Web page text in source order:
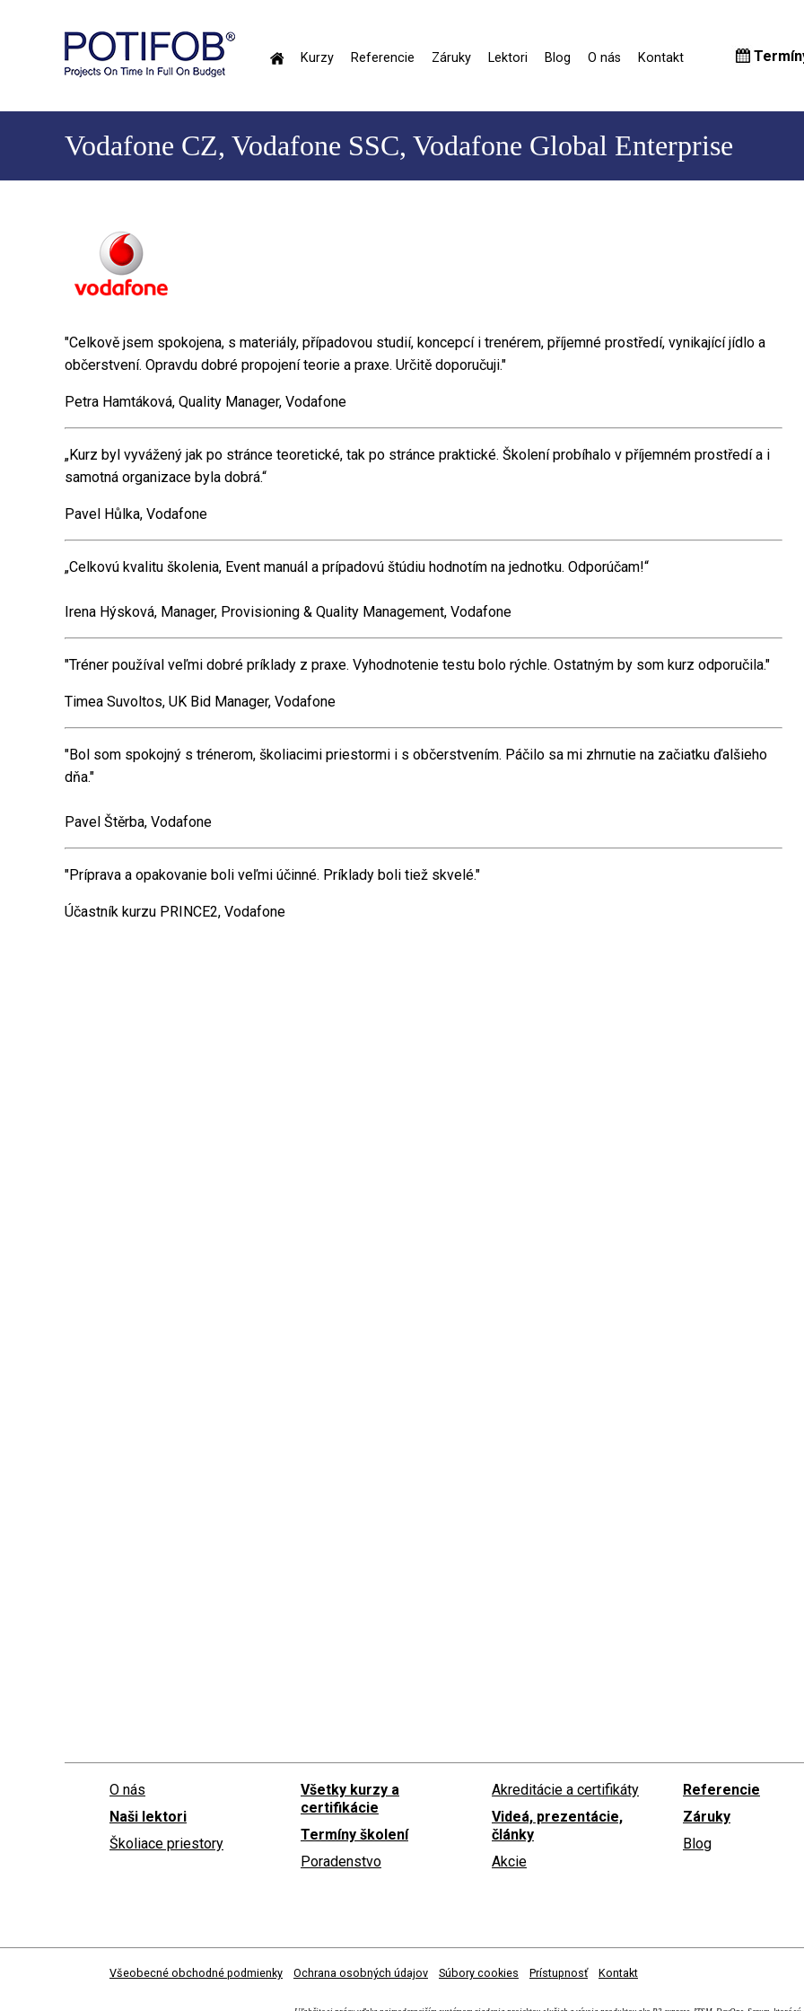
Hlavné
menu
Kurzy Referencie Záruky Lektori Blog O nás Kontakt
Vodafone CZ, Vodafone SSC, Vodafone Global Enterprise
"Celkově jsem spokojena, s materiály, případovou studií, koncepcí i trenérem, příjemné prostředí, vynikající jídlo a
občerstvení. Opravdu dobré propojení teorie a praxe. Určitě doporučuji."
Petra Hamtáková, Quality Manager, Vodafone
„Kurz byl vyvážený jak po stránce teoretické, tak po stránce praktické. Školení probíhalo v příjemném prostředí a i
samotná organizace byla dobrá.“
Pavel Hůlka, Vodafone
„Celkovú kvalitu školenia, Event manuál a prípadovú štúdiu hodnotím na jednotku. Odporúčam!“
Irena Hýsková, Manager, Provisioning & Quality Management, Vodafone
"Tréner používal veľmi dobré príklady z praxe. Vyhodnotenie testu bolo rýchle. Ostatným by som kurz odporučila."
Timea Suvoltos, UK Bid Manager, Vodafone
"Bol som spokojný s trénerom, školiacimi priestormi i s občerstvením. Páčilo sa mi zhrnutie na začiatku ďalšieho
dňa."
Pavel Štěrba, Vodafone
"Príprava a opakovanie boli veľmi účinné. Príklady boli tiež skvelé."
Účastník kurzu PRINCE2, Vodafone
O nás
Naši lektori
Školiace priestory
Všetky kurzy a
certifikácie
Termíny školení
Poradenstvo
Akreditácie a certifikáty
Videá, prezentácie,
články
Akcie
Referencie
Záruky
Blog
Všeobecné obchodné podmienky Ochrana osobných údajov Súbory cookies Prístupnosť Kontakt